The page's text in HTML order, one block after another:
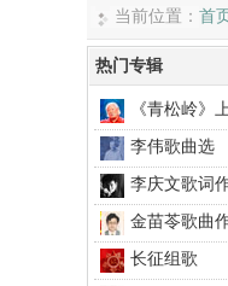
当前位置： 首页
热门专辑
《青松岭》
李伟歌曲选
李庆文歌词
金苗苓歌曲
长征组歌